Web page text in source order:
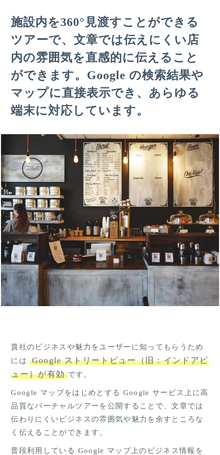
施設内を360°見渡すことができる
ツアーで、文章では伝えにくい店
内の雰囲気を直感的に伝えること
ができます。Google の検索結果や
マップに直接表示でき、あらゆる
端末に対応しています。
貴社のビジネスや魅力をユーザーに知ってもらうため
には Google ストリートビュー（旧：インドアビ
ュー）が有効 です。
Google マップをはじめとする Google サービス上に高
品質なバーチャルツアーを公開することで、文章では
伝わりにくいビジネスの雰囲気や魅力を余すところな
く伝えることができます。
普段利用している Google マップ上のビジネス情報を